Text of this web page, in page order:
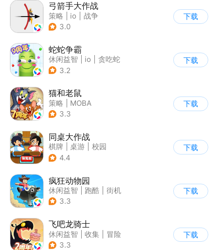
弓箭手大作战
策略 io
战争
| 非对称竞技
3.0
下载
蛇蛇争霸
休闲益智 io
贪吃蛇
| 白日梦
3.2
下载
猫和老鼠
策略
MOBA
| 动漫改编
3.3
下载
同桌大作战
棋牌 桌游
校园
| 卡通
4.4
下载
疯狂动物园
休闲益智 跑酷
街机
| 像素风
3.3
下载
飞吧龙骑士
休闲益智 收集
冒险
| 宠物
3.3
下载